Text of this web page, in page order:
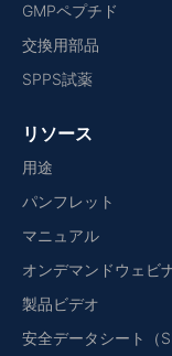
GMPペプチド
交換用部品
SPPS試薬
リソース
用途
パンフレット
マニュアル
オンデマンドウェビ
製品ビデオ
安全データシート（